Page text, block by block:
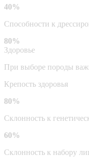
40%
Способности к
80%
Здоровье
При выборе породы
Крепость здоровья
80%
Склонность к
60%
Склонность к набору